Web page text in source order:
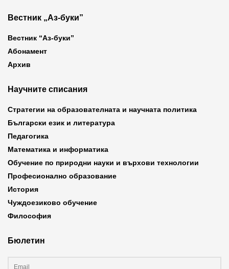
Вестник „Аз-буки”
Вестник “Аз-буки”
Абонамент
Архив
Научните списания
Стратегии на образователната и научната политика
Български език и литература
Педагогика
Математика и информатика
Обучение по природни науки и върхови технологии
Професионално образование
История
Чуждоезиково обучение
Философия
Бюлетин